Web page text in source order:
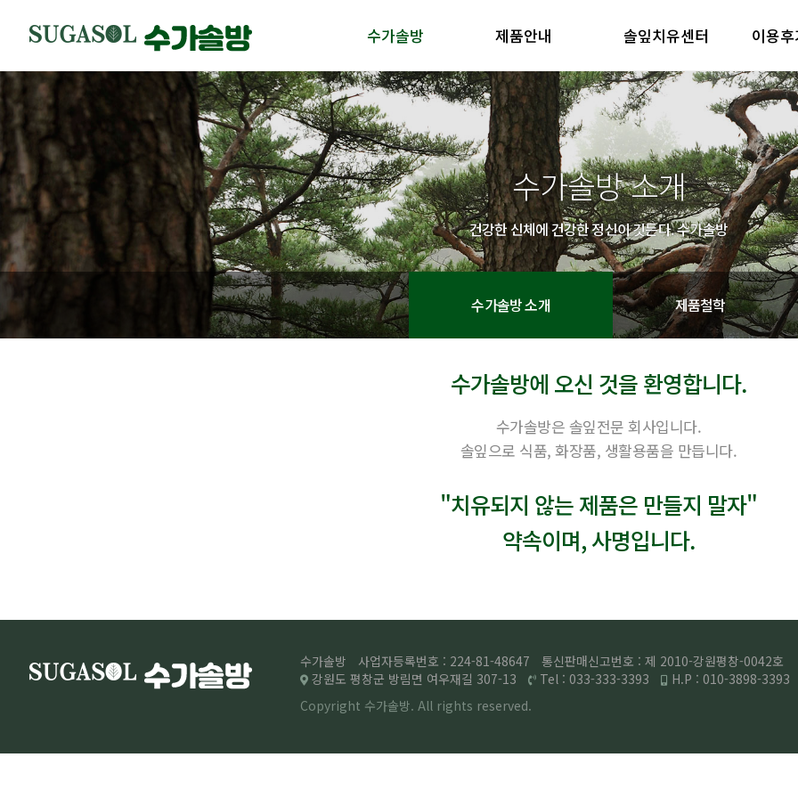
수가솔방 제품안내 솔잎치유센터 이용후
수가솔방 소개
제품철학
제품안내
제품의 특징
솔잎치유센터 이용후기
수가솔방 소개
제품안내
솔잎치유센터 이용후기
수가솔방 소개
건강한 신체에 건강한 정신이 깃든다. 수가솔방
수가솔방 소개 제품철학
수가솔방에 오신 것을 환영합니다.
수가솔방은 솔잎전문 회사입니다.
솔잎으로 식품, 화장품, 생활용품을 만듭니다.
"치유되지 않는 제품은 만들지 말자"
약속이며, 사명입니다.
수가솔방 사업자등록번호 : 224-81-48647
통신판매신고번호 : 제 2010-강원평창-0042호
강원도 평창군 방림면 여우재길 307-13
Tel : 033-333-3393 H.P : 010-3898-3393
Copyright 수가솔방. All rights reserved.